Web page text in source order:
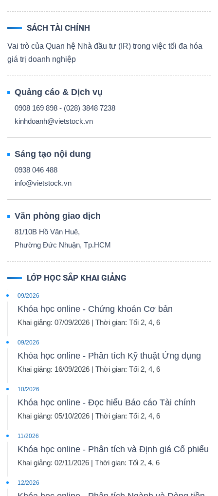
SÁCH TÀI CHÍNH
Vai trò của Quan hệ Nhà đầu tư (IR) trong việc tối đa hóa
giá trị doanh nghiệp
Quảng cáo & Dịch vụ
0908 169 898 - (028) 3848 7238
kinhdoanh@vietstock.vn
Sáng tạo nội dung
0938 046 488
info@vietstock.vn
Văn phòng giao dịch
81/10B Hồ Văn Huê,
Phường Đức Nhuận, Tp.HCM
LỚP HỌC SẮP KHAI GIẢNG
09/2026
Khóa học online - Chứng khoán Cơ bản
Khai giảng: 07/09/2026 | Thời gian: Tối 2, 4, 6
09/2026
Khóa học online - Phân tích Kỹ thuật Ứng dụng
Khai giảng: 16/09/2026 | Thời gian: Tối 2, 4, 6
10/2026
Khóa học online - Đọc hiểu Báo cáo Tài chính
Khai giảng: 05/10/2026 | Thời gian: Tối 2, 4, 6
11/2026
Khóa học online - Phân tích và Định giá Cổ phiếu
Khai giảng: 02/11/2026 | Thời gian: Tối 2, 4, 6
12/2026